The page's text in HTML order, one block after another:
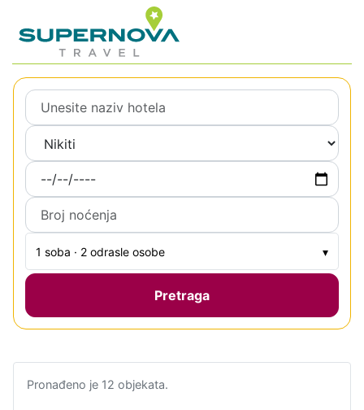
1 soba · 2 odrasle osobe ▾
Pretraga
Pronađeno je 12 objekata.